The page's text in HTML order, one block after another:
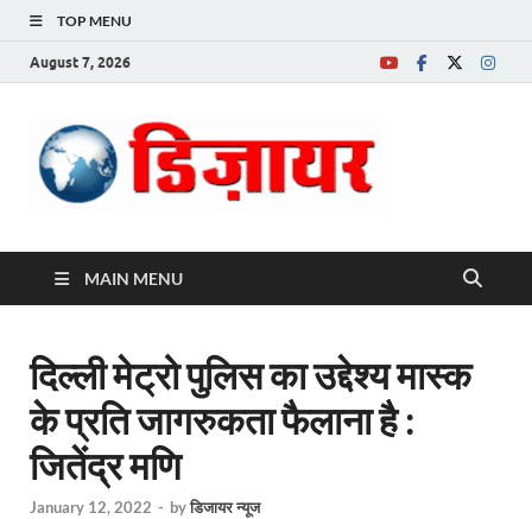
TOP MENU
August 7, 2026
MAIN MENU
दिल्ली मेट्रो पुलिस का उद्देश्य मास्क
के प्रति जागरुकता फैलाना है :
जितेंद्र मणि
January 12, 2022 - byडिजायर न्यूज